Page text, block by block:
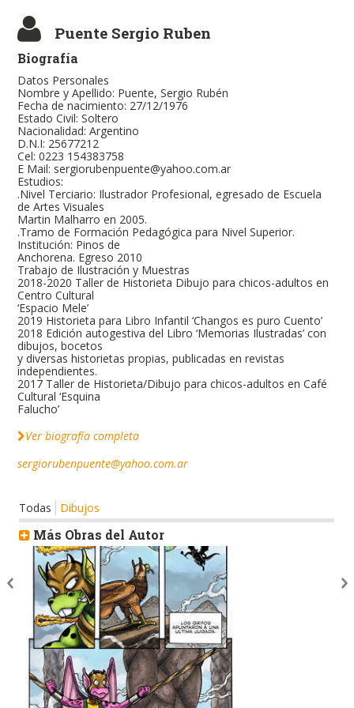
Puente Sergio Ruben
Biografía
Datos Personales
Nombre y Apellido: Puente, Sergio Rubén
Fecha de nacimiento: 27/12/1976
Estado Civil: Soltero
Nacionalidad: Argentino
D.N.I: 25677212
Cel: 0223 154383758
E Mail: sergiorubenpuente@yahoo.com.ar
Estudios:
.Nivel Terciario: Ilustrador Profesional, egresado de Escuela
de Artes Visuales
Martin Malharro en 2005.
.Tramo de Formación Pedagógica para Nivel Superior.
Institución: Pinos de
Anchorena. Egreso 2010
Trabajo de Ilustración y Muestras
2018-2020 Taller de Historieta Dibujo para chicos-adultos en
Centro Cultural
‘Espacio Mele’
2019 Historieta para Libro Infantil ‘Changos es puro Cuento’
2018 Edición autogestiva del Libro ‘Memorias Ilustradas’ con
dibujos, bocetos
y diversas historietas propias, publicadas en revistas
independientes.
2017 Taller de Historieta/Dibujo para chicos-adultos en Café
Cultural ‘Esquina
Falucho’
Ver biografía completa
sergiorubenpuente@yahoo.com.ar
Todas Dibujos
Más Obras del Autor